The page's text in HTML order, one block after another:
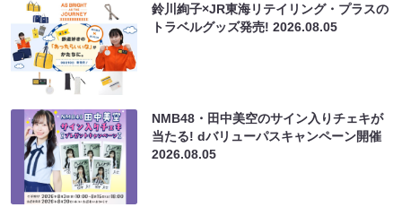
鈴川絢子×JR東海リテイリング・プラスの
トラベルグッズ発売!2026.08.05
NMB48・田中美空のサイン入りチェキが
当たる! dバリューパスキャンペーン開催
2026.08.05